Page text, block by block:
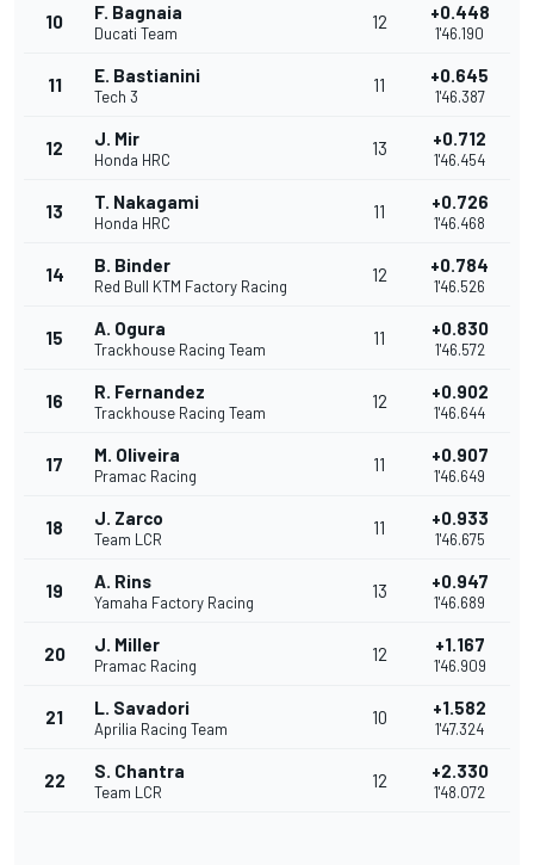
10 F. Bagnaia
Ducati Team
12 +0.448
1'46.190
11 E. Bastianini
Tech 3
11 +0.645
1'46.387
12 J. Mir
Honda HRC
13 +0.712
1'46.454
13 T. Nakagami
Honda HRC
11 +0.726
1'46.468
14 B. Binder
Red Bull KTM Factory Racing
12 +0.784
1'46.526
15 A. Ogura
Trackhouse Racing Team
11 +0.830
1'46.572
16 R. Fernandez
Trackhouse Racing Team
12 +0.902
1'46.644
17 M. Oliveira
Pramac Racing
11 +0.907
1'46.649
18 J. Zarco
Team LCR
11 +0.933
1'46.675
19 A. Rins
Yamaha Factory Racing
13 +0.947
1'46.689
20 J. Miller
Pramac Racing
12 +1.167
1'46.909
21 L. Savadori
Aprilia Racing Team
10 +1.582
1'47.324
22 S. Chantra
Team LCR
12 +2.330
1'48.072